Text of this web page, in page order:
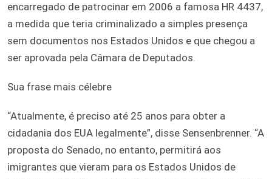
encarregado de patrocinar em 2006 a famosa HR 4437,
a medida que teria criminalizado a simples presença
sem documentos nos Estados Unidos e que chegou a
ser aprovada pela Câmara de Deputados.
Sua frase mais célebre
“Atualmente, é preciso até 25 anos para obter a
cidadania dos EUA legalmente”, disse Sensenbrenner. “A
proposta do Senado, no entanto, permitirá aos
imigrantes que vieram para os Estados Unidos de